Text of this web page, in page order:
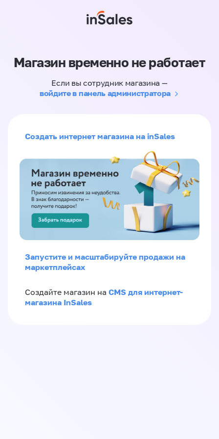
Магазин временно не работает
Если вы сотрудник магазина —
войдите в панель администратора
Создать интернет магазина на inSales
Запустите и масштабируйте продажи на
маркетплейсах
Создайте магазин на CMS для интернет-
магазина InSales